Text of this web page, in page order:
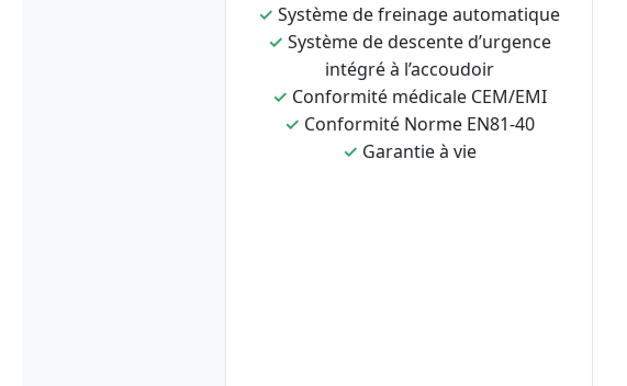
✓ Système de freinage automatique
✓ Système de descente d’urgence
intégré à l’accoudoir
✓ Conformité médicale CEM/EMI
✓ Conformité Norme EN81-40
✓ Garantie à vie